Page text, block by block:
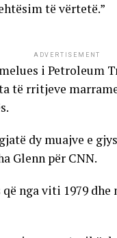
të vërtetë.”
ADVERTISEMENT
i Petroleum
të rritjeve
dy muajve e
Glenn për CNN.
që nga viti 1979